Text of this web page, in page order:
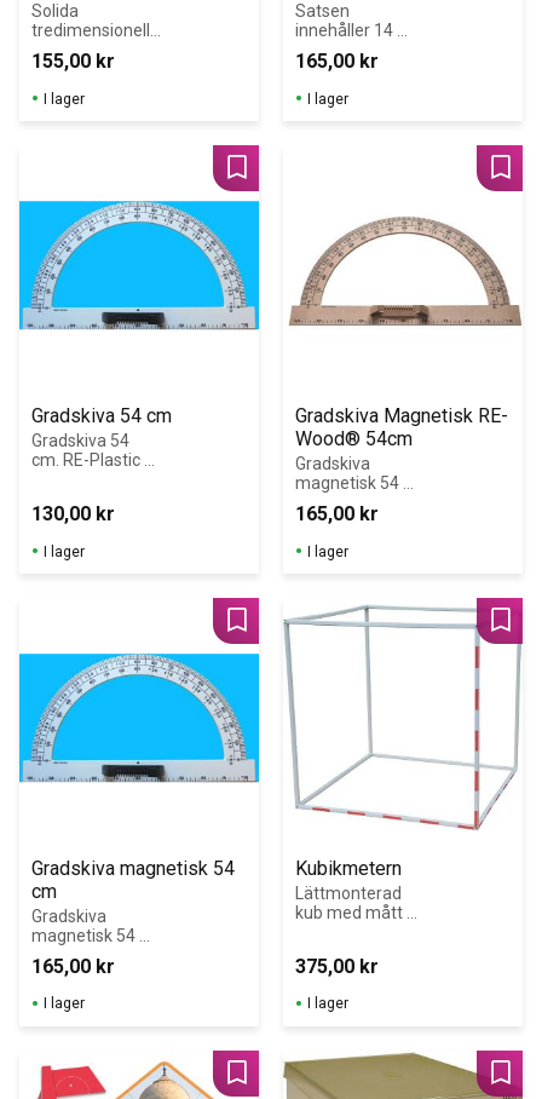
Solida
tredimensionella
former för
genomgång och
klassificering av
olika
155,00 kr
I lager
Satsen
innehåller 14
olika former för
genomgång av
tredimensionella
figurer.
165,00 kr
I lager
Gradskiva 54 cm
Gradskiva 54
cm. RE-Plastic
130,00 kr
Lägg till i favoriter
I lager
Gradskiva Magnetisk RE-
Wood® 54cm
Gradskiva
magnetisk 54
cm
165,00 kr
I lager
Gradskiva magnetisk 54
cm
Gradskiva
magnetisk 54
cm RE-Plastic
(återvunnen
plast)
165,00 kr
Lägg till i favoriter
I lager
Kubikmetern
Lättmonterad
kub med mått
375,00 kr
I lager
Lägg till i favoriter